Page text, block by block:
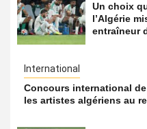
Un choix
l’Algérie
entraîneur
International
Concours international
les artistes algériens au